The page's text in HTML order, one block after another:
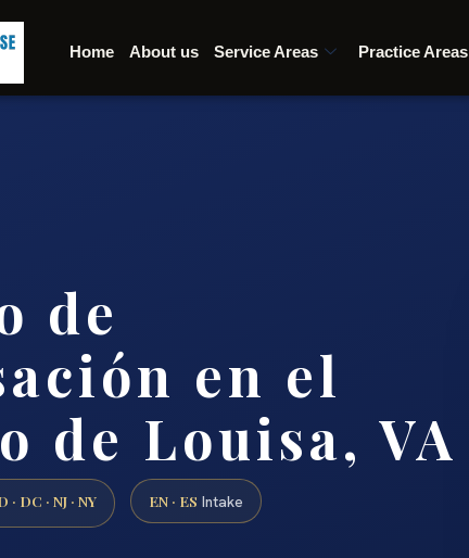
Home About us Service Areas Practice Areas
de
en el
de Louisa, VA
· DC · NJ · NY EN · ES Intake